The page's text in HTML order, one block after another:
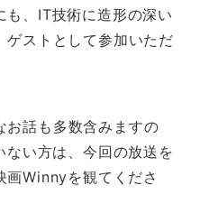
も、IT技術に造形の深い
ゲストとして参加いただ
お話も多数含みますの
い方は、今回の放送を
画Winnyを観てくださ